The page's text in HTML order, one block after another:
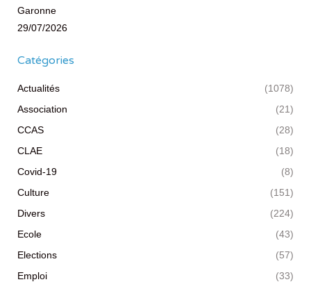
Garonne
29/07/2026
Catégories
Actualités
(1078)
Association
(21)
CCAS
(28)
CLAE
(18)
Covid-19
(8)
Culture
(151)
Divers
(224)
Ecole
(43)
Elections
(57)
Emploi
(33)